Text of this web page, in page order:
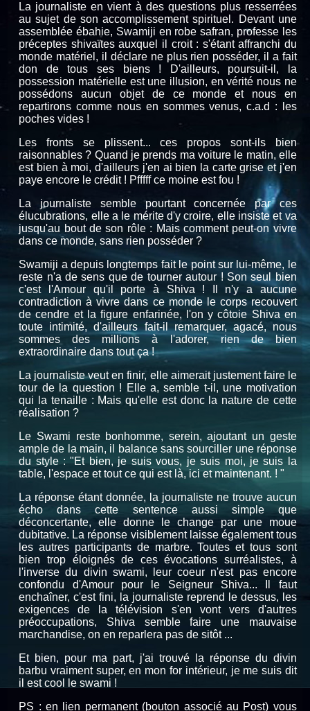
La journaliste en vient à des questions plus resserrées
au sujet de son accomplissement spirituel. Devant une
assemblée ébahie, Swamiji en robe safran, professe les
préceptes shivaïtes auxquel il croit : s'étant affranchi du
monde matériel, il déclare ne plus rien posséder, il a fait
don de tous ses biens ! D'ailleurs, poursuit-il, la
possession matérielle est une illusion, en vérité nous ne
possédons aucun objet de ce monde et nous en
repartirons comme nous en sommes venus, c.a.d : les
poches vides !
Les fronts se plissent... ces propos sont-ils bien
raisonnables ? Quand je prends ma voiture le matin, elle
est bien à moi, d'ailleurs j'en ai bien la carte grise et j'en
paye encore le crédit ! Pfffff ce moine est fou !
La journaliste semble pourtant concernée par ces
élucubrations, elle a le mérite d'y croire, elle insiste et va
jusqu'au bout de son rôle : Mais comment peut-on vivre
dans ce monde, sans rien posséder ?
Swamiji a depuis longtemps fait le point sur lui-même, le
reste n'a de sens que de tourner autour ! Son seul bien
c'est l'Amour qu'il porte à Shiva ! Il n'y a aucune
contradiction à vivre dans ce monde le corps recouvert
de cendre et la figure enfarinée, l'on y côtoie Shiva en
toute intimité, d'ailleurs fait-il remarquer, agacé, nous
sommes des millions à l'adorer, rien de bien
extraordinaire dans tout ça !
La journaliste veut en finir, elle aimerait justement faire le
tour de la question ! Elle a, semble t-il, une motivation
qui la tenaille : Mais qu'elle est donc la nature de cette
réalisation ?
Le Swami reste bonhomme, serein, ajoutant un geste
ample de la main, il balance sans sourciller une réponse
du style : "Et bien, je suis vous, je suis moi, je suis la
table, l'espace et tout ce qui est là, ici et maintenant. ! "
La réponse étant donnée, la journaliste ne trouve aucun
écho dans cette sentence aussi simple que
déconcertante, elle donne le change par une moue
dubitative. La réponse visiblement laisse également tous
les autres participants de marbre. Toutes et tous sont
bien trop éloignés de ces évocations surréalistes, à
l'inverse du divin swami, leur coeur n'est pas encore
confondu d'Amour pour le Seigneur Shiva... Il faut
enchaîner, c'est fini, la journaliste reprend le dessus, les
exigences de la télévision s'en vont vers d'autres
préoccupations, Shiva semble faire une mauvaise
marchandise, on en reparlera pas de sitôt ...
Et bien, pour ma part, j'ai trouvé la réponse du divin
barbu vraiment super, en mon for intérieur, je me suis dit
il est cool le swami !
PS : en lien permanent (bouton associé au Post) vous